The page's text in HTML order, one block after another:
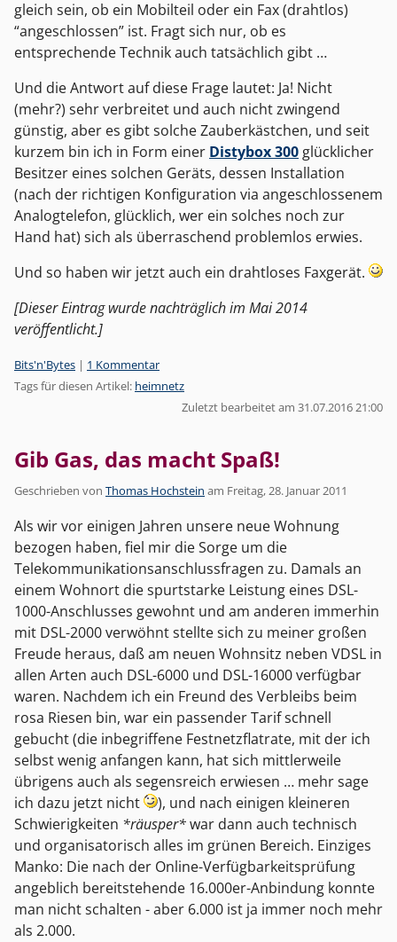
gleich sein, ob ein Mobilteil oder ein Fax (drahtlos)
“angeschlossen” ist. Fragt sich nur, ob es
entsprechende Technik auch tatsächlich gibt …
Und die Antwort auf diese Frage lautet: Ja! Nicht
(mehr?) sehr verbreitet und auch nicht zwingend
günstig, aber es gibt solche Zauberkästchen, und seit
kurzem bin ich in Form einer Distybox 300 glücklicher
Besitzer eines solchen Geräts, dessen Installation
(nach der richtigen Konfiguration via angeschlossenem
Analogtelefon, glücklich, wer ein solches noch zur
Hand hat) sich als überraschend problemlos erwies.
Und so haben wir jetzt auch ein drahtloses Faxgerät.
[Dieser Eintrag wurde nachträglich im Mai 2014
veröffentlicht.]
Kategorien:
Bits'n'Bytes | 1 Kommentar
Tags für diesen Artikel: heimnetz
Zuletzt bearbeitet am 31.07.2016 21:00
Gib Gas, das macht Spaß!
Geschrieben von Thomas Hochstein am Freitag, 28. Januar 2011
Als wir vor einigen Jahren unsere neue Wohnung
bezogen haben, fiel mir die Sorge um die
Telekommunikationsanschlussfragen zu. Damals an
einem Wohnort die spurtstarke Leistung eines DSL-
1000-Anschlusses gewohnt und am anderen immerhin
mit DSL-2000 verwöhnt stellte sich zu meiner großen
Freude heraus, daß am neuen Wohnsitz neben VDSL in
allen Arten auch DSL-6000 und DSL-16000 verfügbar
waren. Nachdem ich ein Freund des Verbleibs beim
rosa Riesen bin, war ein passender Tarif schnell
gebucht (die inbegriffene Festnetzflatrate, mit der ich
selbst wenig anfangen kann, hat sich mittlerweile
übrigens auch als segensreich erwiesen … mehr sage
ich dazu jetzt nicht
), und nach einigen kleineren
Schwierigkeiten *räusper*war dann auch technisch
und organisatorisch alles im grünen Bereich. Einziges
Manko: Die nach der Online-Verfügbarkeitsprüfung
angeblich bereitstehende 16.000er-Anbindung konnte
man nicht schalten - aber 6.000 ist ja immer noch mehr
als 2.000.